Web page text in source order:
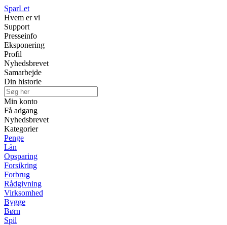
SparLet
Hvem er vi
Support
Presseinfo
Eksponering
Profil
Nyhedsbrevet
Samarbejde
Din historie
Min konto
Få adgang
Nyhedsbrevet
Kategorier
Penge
Lån
Opsparing
Forsikring
Forbrug
Rådgivning
Virksomhed
Bygge
Børn
Spil